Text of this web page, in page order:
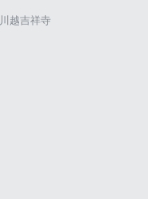
川越吉祥寺